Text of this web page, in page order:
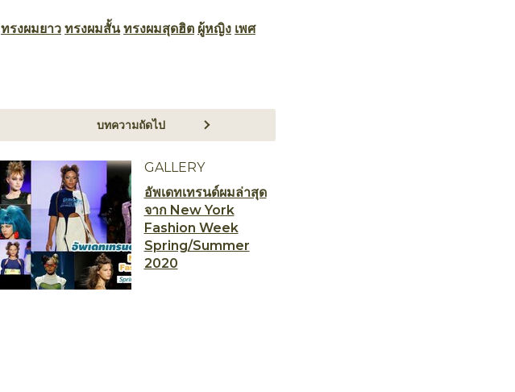
ทรงผมยาว ทรงผมสั้น ทรงผมสุดฮิต ผู้หญิง เพศ
GALLERY
อัพเดทเทรนด์ผมล่าสุด
จาก New York
Fashion Week
Spring/Summer
2020
บทความถัดไป